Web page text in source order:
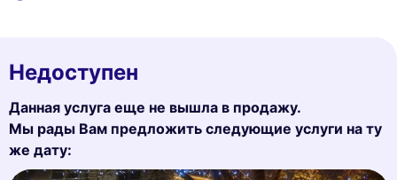
Недоступен
Данная услуга еще не вышла в продажу.
Мы рады Вам предложить следующие услуги на ту
же дату: